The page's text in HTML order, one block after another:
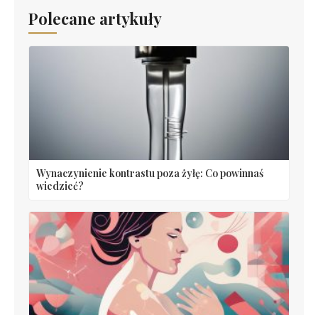
Polecane artykuły
Wynaczynienie kontrastu poza żyłę: Co powinnaś
wiedzieć?